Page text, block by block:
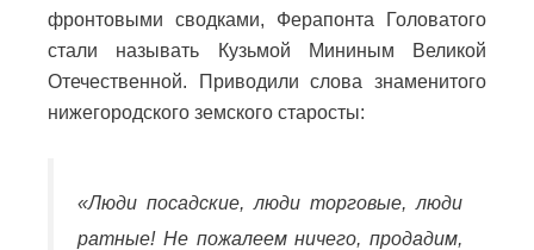
фронтовыми сводками, Ферапонта Головатого
стали называть Кузьмой Мининым Великой
Отечественной. Приводили слова знаменитого
нижегородского земского старосты:
«Люди посадские, люди торговые, люди
ратные! Не пожалеем ничего, продадим,